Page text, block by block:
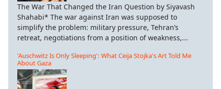
The War That Changed the Iran Question by Siyavash
Shahabi* The war against Iran was supposed to
simplify the problem: military pressure, Tehran’s
retreat, negotiations from a position of weakness,...
'Auschwitz Is Only Sleeping': What Ceija Stojka's Art Told Me
About Gaza